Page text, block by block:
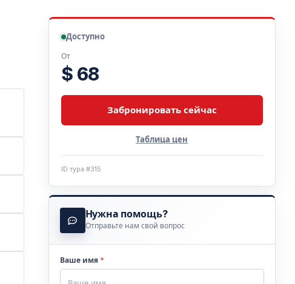
Доступно
От
$ 68
Забронировать сейчас
Таблица цен
ID тура #315
Нужна помощь?
Отправьте нам свой вопрос
Ваше имя *